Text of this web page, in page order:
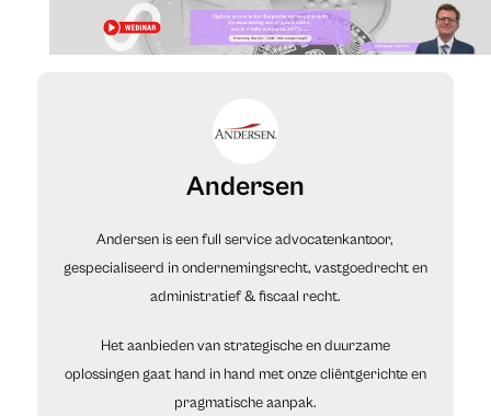
Andersen
Andersen is een full service advocatenkantoor,
gespecialiseerd in ondernemingsrecht, vastgoedrecht en
administratief & fiscaal recht.
Het aanbieden van strategische en duurzame
oplossingen gaat hand in hand met onze cliëntgerichte en
pragmatische aanpak.